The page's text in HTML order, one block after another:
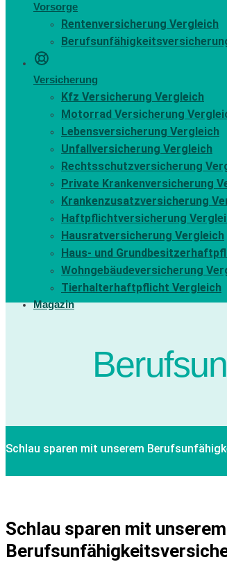
Vorsorge
Rentenversicherung Vergleich
Versicherung
Kfz Versicherung Vergleich
Motorrad Versicherung
Lebensversicherung Vergleich
Unfallversicherung Vergleich
Rechtsschutzversicherung
Private Krankenversicherung
Krankenzusatzversicherung
Haftpflichtversicherung
Hausratversicherung Vergleich
Haus- und
Wohngebäudeversicherung
Tierhalterhaftpflicht Vergleich
Magazin
Schlau sparen mit unserem
Schlau sparen mit unserem